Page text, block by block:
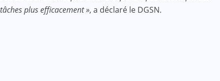
tâches plus efficacement », a déclaré le DGSN.